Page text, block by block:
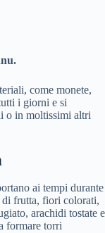
come monete,
i giorni e si
o in moltissimi altri
ai tempi durante
di frutta, fiori colorati,
arachidi tostate e
formare torri